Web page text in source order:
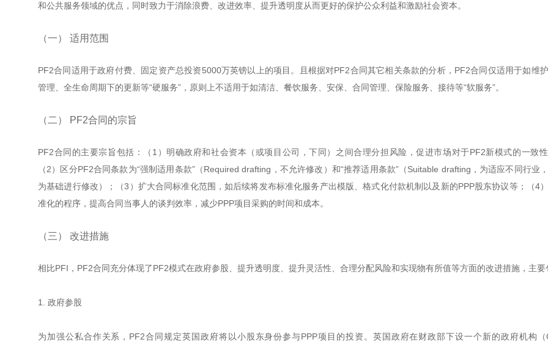
和公共服务领域的优点，同时致力于消除浪费、改进效率、提升透明度从而更好的保护公众利益和激励社会资本。
（一） 适用范围
PF2合同适用于政府付费、固定资产总投资5000万英镑以上的项目。且根据对PF2合同其它相关条款的分析，PF2合同仅适用于如维
管理、全生命周期下的更新等“硬服务”，原则上不适用于如清洁、餐饮服务、安保、合同管理、保险服务、接待等“软服务”。
（二） PF2合同的宗旨
PF2合同的主要宗旨包括：（1）明确政府和社会资本（或项目公司，下同）之间合理分担风险，促进市场对于PF2新模式的一致性
（2）区分PF2合同条款为“强制适用条款”（Required drafting，不允许修改）和“推荐适用条款”（Suitable drafting，为适应不同行业
为基础进行修改）；（3）扩大合同标准化范围，如后续将发布标准化服务产出模版、格式化付款机制以及新的PPP股东协议等；（4
准化的程序，提高合同当事人的谈判效率，减少PPP项目采购的时间和成本。
（三） 改进措施
相比PFI，PF2合同充分体现了PF2模式在政府参股、提升透明度、提升灵活性、合理分配风险和实现物有所值等方面的改进措施，主要
1. 政府参股
为加强公私合作关系，PF2合同规定英国政府将以小股东身份参与PPP项目的投资。英国政府在财政部下设一个新的政府机构（